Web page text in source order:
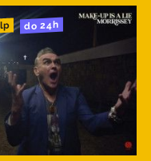
lp do 24h